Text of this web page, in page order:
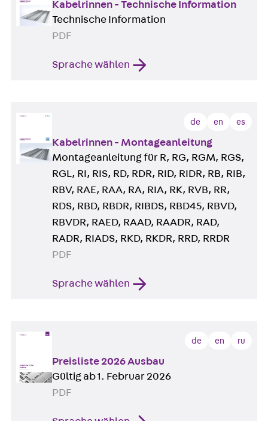
Kabelrinnen - Technische Information
Technische Information
PDF
Sprache wählen
de en es
Kabelrinnen - Montageanleitung
Montageanleitung für R, RG, RGM, RGS,
RGL, RI, RIS, RD, RDR, RID, RIDR, RB, RIB,
RBV, RAE, RAA, RA, RIA, RK, RVB, RR,
RDS, RBD, RBDR, RIBDS, RBD45, RBVD,
RBVDR, RAED, RAAD, RAADR, RAD,
RADR, RIADS, RKD, RKDR, RRD, RRDR
PDF
Sprache wählen
de en ru
Preisliste 2026 Ausbau
Gültig ab 1. Februar 2026
PDF